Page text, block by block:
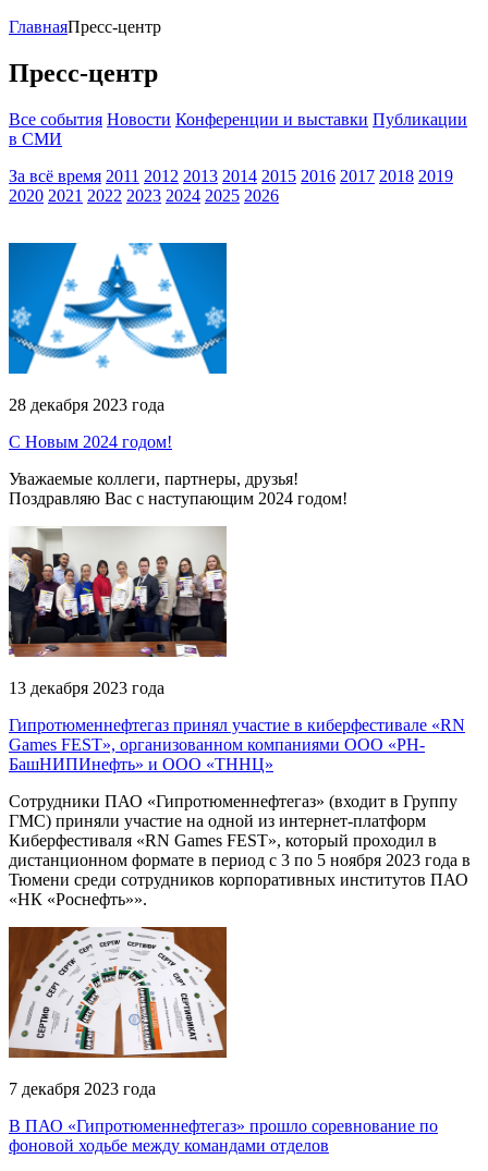
ГлавнаяПресс-центр
Пресс-центр
Все события Новости Конференции и выставки Публикации
в СМИ
За всё время 2011 2012 2013 2014 2015 2016 2017 2018 2019
2020 2021 2022 2023 2024 2025 2026
28 декабря 2023 года
С Новым 2024 годом!
Уважаемые коллеги, партнеры, друзья!
Поздравляю Вас с наступающим 2024 годом!
13 декабря 2023 года
Гипротюменнефтегаз принял участие в киберфестивале «RN
Games FEST», организованном компаниями ООО «РН-
БашНИПИнефть» и ООО «ТННЦ»
Сотрудники ПАО «Гипротюменнефтегаз» (входит в Группу
ГМС) приняли участие на одной из интернет-платформ
Киберфестиваля «RN Games FEST», который проходил в
дистанционном формате в период с 3 по 5 ноября 2023 года в
Тюмени среди сотрудников корпоративных институтов ПАО
«НК «Роснефть»».
7 декабря 2023 года
В ПАО «Гипротюменнефтегаз» прошло соревнование по
фоновой ходьбе между командами отделов